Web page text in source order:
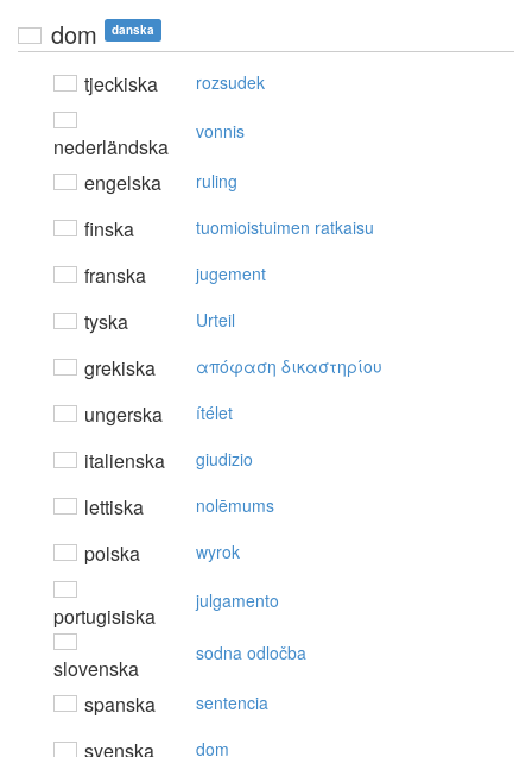
dom danska
tjeckiska rozsudek
nederländska
vonnis
engelska ruling
finska tuomioistuimen ratkaisu
franska jugement
tyska Urteil
grekiska απόφαση δικαστηρίoυ
ungerska ítélet
italienska giudizio
lettiska nolēmums
polska wyrok
portugisiska
julgamento
slovenska
sodna odločba
spanska sentencia
svenska dom